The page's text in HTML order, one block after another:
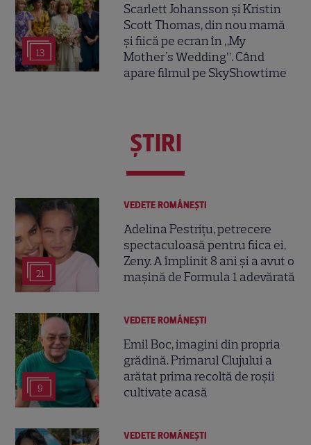
13
Scarlett Johansson și Kristin
Scott Thomas, din nou mamă
și fiică pe ecran în „My
Mother's Wedding”. Când
apare filmul pe SkyShowtime
ŞTIRI
21
VEDETE ROMÂNEŞTI
Adelina Pestrițu, petrecere
spectaculoasă pentru fiica ei,
Zeny. A împlinit 8 ani și a avut o
mașină de Formula 1 adevărată
9
VEDETE ROMÂNEŞTI
Emil Boc, imagini din propria
grădină. Primarul Clujului a
arătat prima recoltă de roșii
cultivate acasă
VEDETE ROMÂNEŞTI